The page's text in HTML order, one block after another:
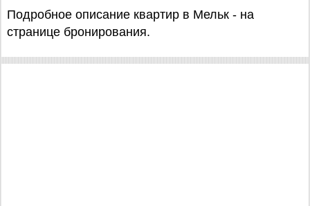
Подробное описание квартир в Мельк - на
странице бронирования.